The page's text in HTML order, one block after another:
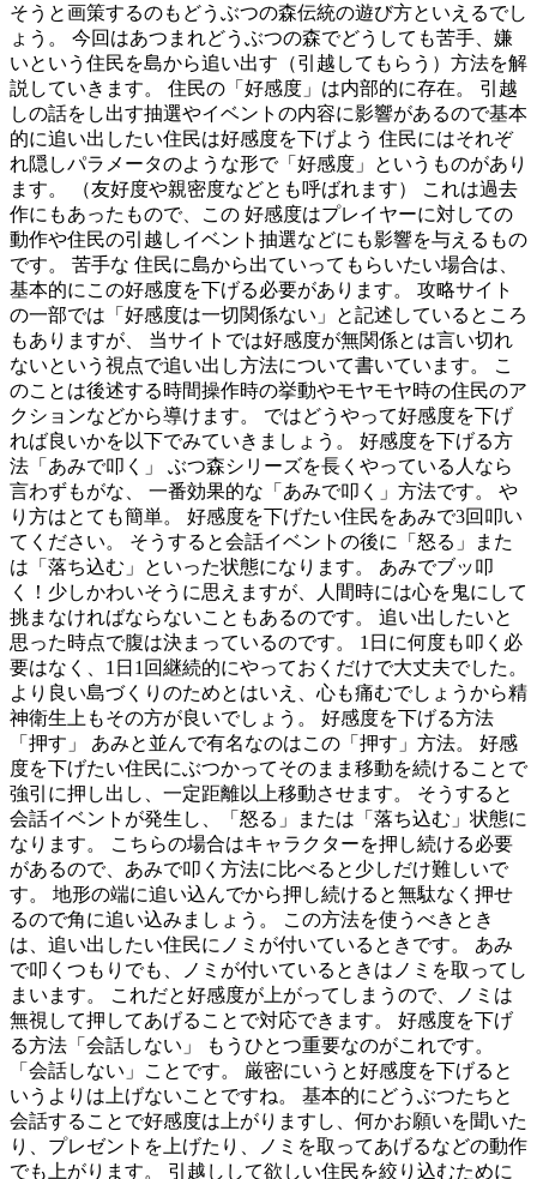
そうと画策するのもどうぶつの森伝統の遊び方といえるでし
ょう。 今回はあつまれどうぶつの森でどうしても苦手、嫌
いという住民を島から追い出す（引越してもらう）方法を解
説していきます。 住民の「好感度」は内部的に存在。 引越
しの話をし出す抽選やイベントの内容に影響があるので基本
的に追い出したい住民は好感度を下げよう 住民にはそれぞ
れ隠しパラメータのような形で「好感度」というものがあり
ます。 （友好度や親密度などとも呼ばれます） これは過去
作にもあったもので、この 好感度はプレイヤーに対しての
動作や住民の引越しイベント抽選などにも影響を与えるもの
です。 苦手な 住民に島から出ていってもらいたい場合は、
基本的にこの好感度を下げる必要があります。 攻略サイト
の一部では「好感度は一切関係ない」と記述しているところ
もありますが、 当サイトでは好感度が無関係とは言い切れ
ないという視点で追い出し方法について書いています。 こ
のことは後述する時間操作時の挙動やモヤモヤ時の住民のア
クションなどから導けます。 ではどうやって好感度を下げ
れば良いかを以下でみていきましょう。 好感度を下げる方
法「あみで叩く」 ぶつ森シリーズを長くやっている人なら
言わずもがな、 一番効果的な「あみで叩く」方法です。 や
り方はとても簡単。 好感度を下げたい住民をあみで3回叩い
てください。 そうすると会話イベントの後に「怒る」また
は「落ち込む」といった状態になります。 あみでブッ叩
く！少しかわいそうに思えますが、人間時には心を鬼にして
挑まなければならないこともあるのです。 追い出したいと
思った時点で腹は決まっているのです。 1日に何度も叩く必
要はなく、1日1回継続的にやっておくだけで大丈夫でした。
より良い島づくりのためとはいえ、心も痛むでしょうから精
神衛生上もその方が良いでしょう。 好感度を下げる方法
「押す」 あみと並んで有名なのはこの「押す」方法。 好感
度を下げたい住民にぶつかってそのまま移動を続けることで
強引に押し出し、一定距離以上移動させます。 そうすると
会話イベントが発生し、「怒る」または「落ち込む」状態に
なります。 こちらの場合はキャラクターを押し続ける必要
があるので、あみで叩く方法に比べると少しだけ難しいで
す。 地形の端に追い込んでから押し続けると無駄なく押せ
るので角に追い込みましょう。 この方法を使うべきとき
は、追い出したい住民にノミが付いているときです。 あみ
で叩くつもりでも、ノミが付いているときはノミを取ってし
まいます。 これだと好感度が上がってしまうので、ノミは
無視して押してあげることで対応できます。 好感度を下げ
る方法「会話しない」 もうひとつ重要なのがこれです。
「会話しない」ことです。 厳密にいうと好感度を下げると
いうよりは上げないことですね。 基本的にどうぶつたちと
会話することで好感度は上がりますし、何かお願いを聞いた
り、プレゼントを上げたり、ノミを取ってあげるなどの動作
でも上がります。 引越しして欲しい住民を絞り込むために